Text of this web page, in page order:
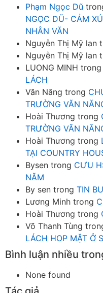
Phạm Ngọc Dũ
NGỌC DŨ- CẢM
NHÂN VĂN
Nguyễn Thị Mỹ lan
Nguyễn Thị Mỹ lan
LUONG MINH trong
LÁCH
Văn Năng trong
TRƯỜNG VĂN
Hoài Thương trong
TRƯỜNG VĂN
Hoài Thương trong
TẠI COUNTRY
Bysen trong CƯU
NĂM
By sen trong TIN
Lương Minh trong
Hoài Thương trong
Võ Thanh Tùng
LÁCH HOP MẶT Ở
Bình luận nhiều
None found